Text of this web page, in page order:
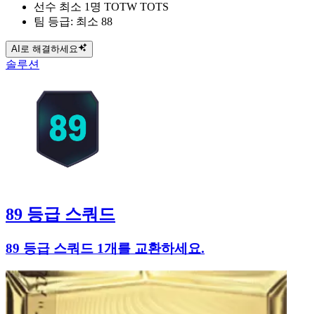
선수 최소 1명 TOTW TOTS
팀 등급: 최소 88
AI로 해결하세요
솔루션
89 등급 스쿼드
89 등급 스쿼드 1개를 교환하세요.